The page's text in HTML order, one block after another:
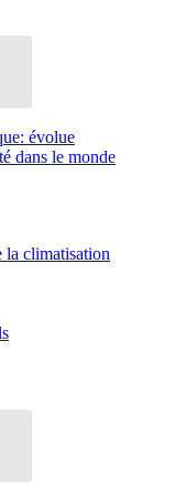
évolue
dans le monde
la climatisation